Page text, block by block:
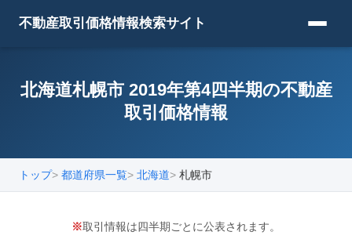
不動産取引価格情報検索サイト
北海道札幌市 2019年第4四半期の不動産
取引価格情報
トップ 都道府県一覧 北海道 札幌市
※取引情報は四半期ごとに公表されます。